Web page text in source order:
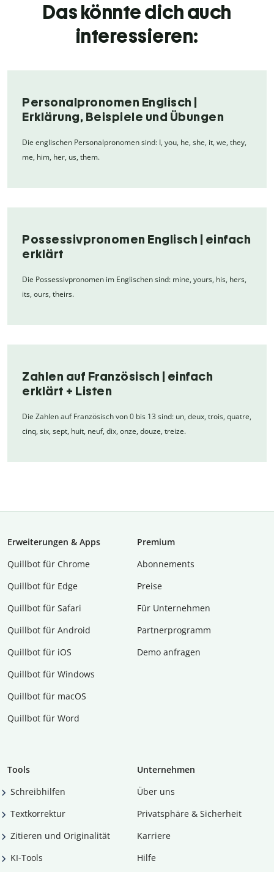
Das könnte dich auch
interessieren:
Personalpronomen Englisch |
Erklärung, Beispiele und Übungen
Die englischen Personalpronomen sind: I, you, he, she, it, we, they,
me, him, her, us, them.
Possessivpronomen Englisch | einfach
erklärt
Die Possessivpronomen im Englischen sind: mine, yours, his, hers,
its, ours, theirs.
Zahlen auf Französisch | einfach
erklärt + Listen
Die Zahlen auf Französisch von 0 bis 13 sind: un, deux, trois, quatre,
cinq, six, sept, huit, neuf, dix, onze, douze, treize.
Erweiterungen & Apps
Quillbot für Chrome
Quillbot für Edge
Quillbot für Safari
Quillbot für Android
Quillbot für iOS
Quillbot für Windows
Quillbot für macOS
Quillbot für Word
Premium
Abon­ne­ments
Preise
Für Unternehmen
Partnerprogramm
Demo anfragen
Tools
Schreibhilfen
Textkorrektur
Zitieren und Originalität
KI-Tools
Unternehmen
Über uns
Privatsphäre & Sicherheit
Karriere
Hilfe